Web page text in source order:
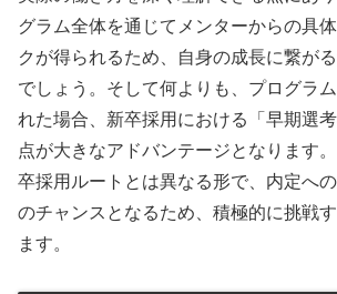
グラム全体を通じてメンターからの具
クが得られるため、自身の成長に繋が
でしょう。そして何よりも、プログラ
れた場合、新卒採用における「早期選
点が大きなアドバンテージとなります
卒採用ルートとは異なる形で、内定へ
のチャンスとなるため、積極的に挑戦
ます。